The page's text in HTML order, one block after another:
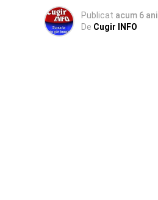
Publicat acum 6 ani
De Cugir INFO